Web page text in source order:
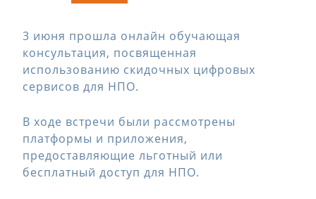
3 июня прошла онлайн обучающая
консультация, посвященная
использованию скидочных цифровых
сервисов для НПО.
В ходе встречи были рассмотрены
платформы и приложения,
предоставляющие льготный или
бесплатный доступ для НПО.